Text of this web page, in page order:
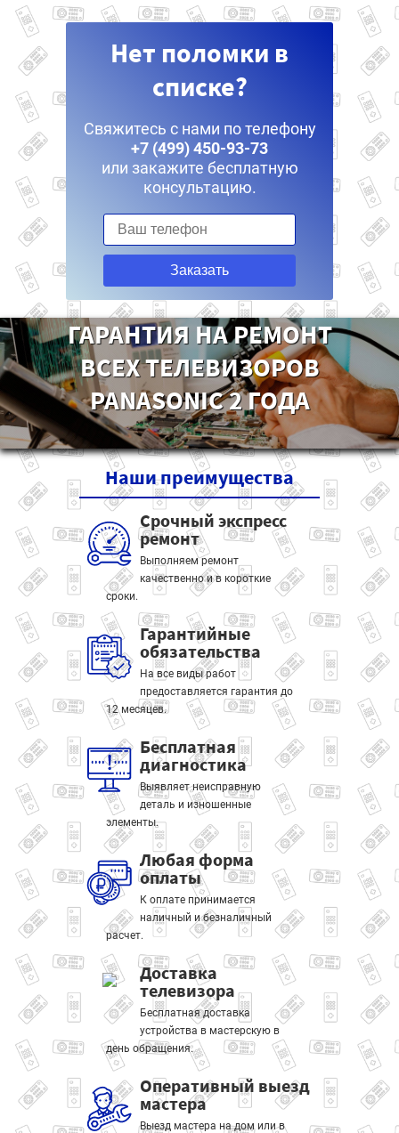
Нет поломки в
списке?
Свяжитесь с нами по телефону
+7 (499) 450-93-73
или закажите бесплатную
консультацию.
Заказать
ГАРАНТИЯ НА РЕМОНТ
ВСЕХ ТЕЛЕВИЗОРОВ
PANASONIC 2 ГОДА
Нашипреимущества
Срочный экспресс
ремонт
Выполняем ремонт
качественно и в короткие
сроки.
Гарантийные
обязательства
На все виды работ
предоставляется гарантия до
12 месяцев.
Бесплатная
диагностика
Выявляет неисправную
деталь и изношенные
элементы.
Любая форма
оплаты
К оплате принимается
наличный и безналичный
расчет.
Доставка
телевизора
Бесплатная доставка
устройства в мастерскую в
день обращения.
Оперативный выезд
мастера
Выезд мастера на дом или в